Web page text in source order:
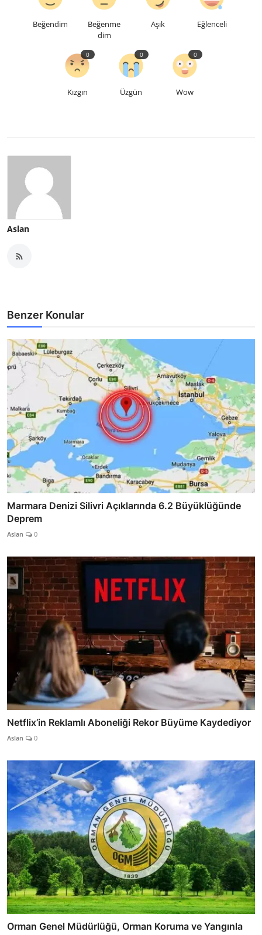
Beğendim
Beğenme
dim
Aşık Eğlenceli
Kızgın
0
Üzgün
0
Wow
0
Aslan
Benzer Konular
Marmara Denizi Silivri Açıklarında 6.2 Büyüklüğünde
Deprem
Aslan 0
Netflix’in Reklamlı Aboneliği Rekor Büyüme Kaydediyor
Aslan 0
Orman Genel Müdürlüğü, Orman Koruma ve Yangınla